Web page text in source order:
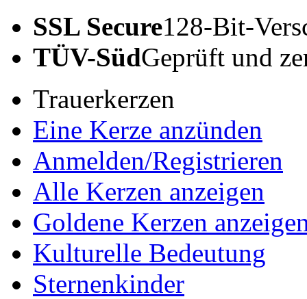
SSL Secure128-Bit-
TÜV-SüdGeprüft und
Trauerkerzen
Eine Kerze anzünden
Anmelden/Registrieren
Alle Kerzen anzeigen
Goldene Kerzen
Kulturelle Bedeutung
Sternenkinder